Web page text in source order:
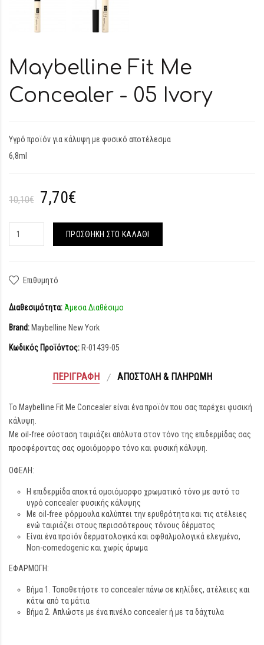
Maybelline Fit Me
Concealer - 05 Ivory
Υγρό προϊόν για κάλυψη με φυσικό αποτέλεσμα
6,8ml
10,10€ 7,70€
ΠΡΟΣΘΉΚΗ ΣΤΟ ΚΑΛΆΘΙ
Επιθυμητό
Διαθεσιμότητα: Άμεσα Διαθέσιμο
Brand: Maybelline New York
Κωδικός Προϊόντος: R-01439-05
ΠΕΡΙΓΡΑΦΉ ΑΠΟΣΤΟΛΉ & ΠΛΗΡΩΜΉ
Το Maybelline Fit Me Concealer είναι ένα προϊόν που σας παρέχει φυσική
κάλυψη.
Με oil-free σύσταση ταιριάζει απόλυτα στον τόνο της επιδερμίδας σας
προσφέροντας σας ομοιόμορφο τόνο και φυσική κάλυψη.
ΟΦΕΛΗ:
Η επιδερμίδα αποκτά ομοιόμορφο χρωματικό τόνο με αυτό το
υγρό concealer φυσικής κάλυψης
Με oil-free φόρμουλα καλύπτει την ερυθρότητα και τις ατέλειες
ενώ ταιριάζει στους περισσότερους τόνους δέρματος
Είναι ένα προϊόν δερματολογικά και οφθαλμολογικά ελεγμένο,
Non-comedogenic και χωρίς άρωμα
ΕΦΑΡΜΟΓΗ:
Βήμα 1. Τοποθετήστε το concealer πάνω σε κηλίδες, ατέλειες και
κάτω από τα μάτια
Βήμα 2. Απλώστε με ένα πινέλο concealer ή με τα δάχτυλα